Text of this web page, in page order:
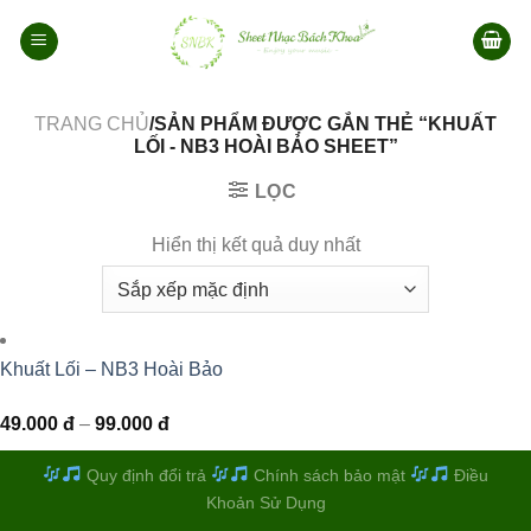
qua
TRANG CHỦ/SẢN PHẨM ĐƯỢC GẮN THẺ “KHUẤT
LỐI - NB3 HOÀI BẢO SHEET”
LỌC
Hiển thị kết quả duy nhất
Khuất Lối – NB3 Hoài Bảo
49.000 đ – 99.000 đKhoảng
từ
49.000 đ
99.000 đ
Quy định đổi trả Chính sách bảo mật
Điều
Khoản Sử Dụng